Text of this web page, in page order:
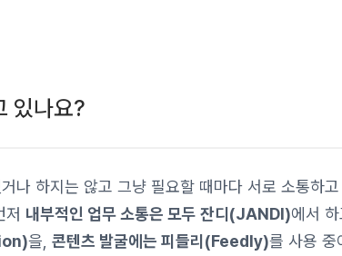
있나요?
나 하지는 않고 그냥 필요할 때마다 서로 소통하
저 내부적인 업무 소통은 모두 잔디(JANDI)에서
을, 콘텐츠 발굴에는 피들리(Feedly)를 사용 중